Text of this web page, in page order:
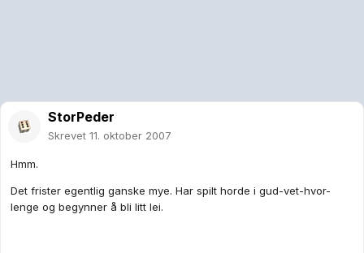
StorPeder
Skrevet 11. oktober 2007
Hmm.
Det frister egentlig ganske mye. Har spilt horde i gud-vet-hvor-
lenge og begynner å bli litt lei.